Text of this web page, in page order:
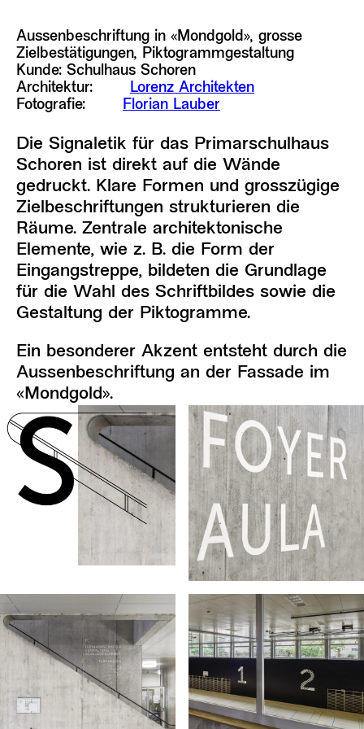
Aussen­beschriftung in «Mondgold», grosse
Zielbestätigungen, Piktogramm­gestaltung
Kunde: Schulhaus Schoren
Architektur:
Lorenz Architekten
Fotografie:
Florian Lauber
Die Signaletik für das Primarschulhaus
Schoren ist direkt auf die Wände
gedruckt. Klare Formen und grosszügige
Zielbeschriftungen strukturieren die
Räume. Zentrale architektonische
Elemente, wie z. B. die Form der
Eingangstreppe, bildeten die Grundlage
für die Wahl des Schriftbildes sowie die
Gestaltung der Piktogramme.
Ein besonderer Akzent entsteht durch die
Aussenbeschriftung an der Fassade im
«Mondgold».